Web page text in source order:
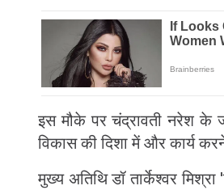
इस मौके पर चंद्रावती नरेश के
विकास की दिशा में और कार्य
मुख्य अतिथि डॉ तार्केश्वर